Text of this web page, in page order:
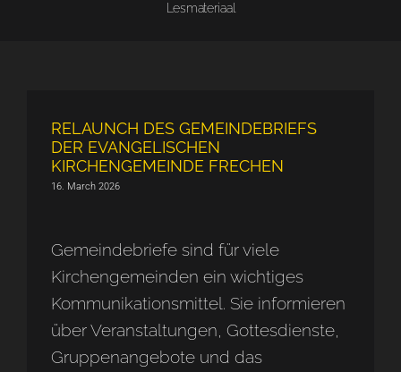
Lesmateriaal
RELAUNCH DES GEMEINDEBRIEFS
DER EVANGELISCHEN
KIRCHENGEMEINDE FRECHEN
16. March 2026
Gemeindebriefe sind für viele
Kirchengemeinden ein wichtiges
Kommunikationsmittel. Sie informieren
über Veranstaltungen, Gottesdienste,
Gruppenangebote und das